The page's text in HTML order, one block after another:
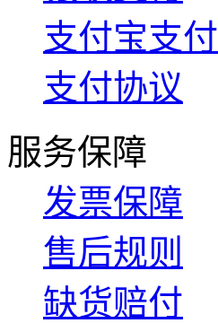
支付宝支付
支付协议
服务保障
发票保障
售后规则
缺货赔付